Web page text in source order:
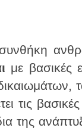
συνθήκη
με βασικές
τις
της